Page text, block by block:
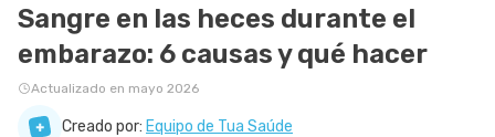
NUTRICIÓN
EMBARAZO
Sangre en las heces durante el
embarazo: 6 causas y qué hacer
Actualizado en mayo 2026
Creado por: Equipo de Tua Saúde